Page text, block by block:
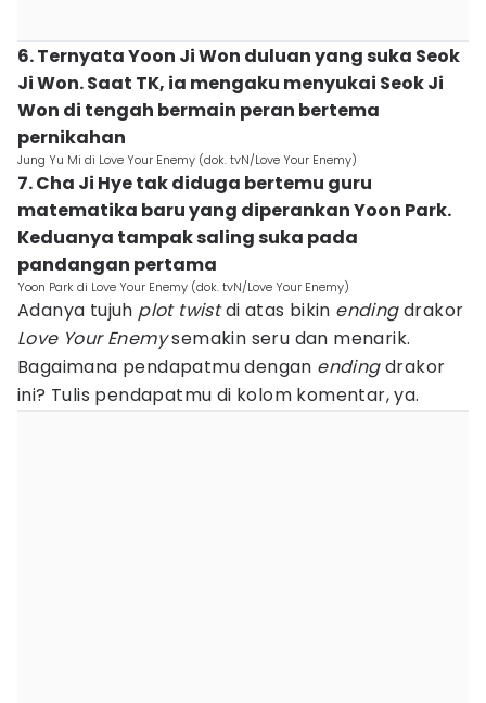
6. Ternyata Yoon Ji Won duluan yang suka Seok
Ji Won. Saat TK, ia mengaku menyukai Seok Ji
Won di tengah bermain peran bertema
pernikahan
Jung Yu Mi di Love Your Enemy (dok. tvN/Love Your Enemy)
7. Cha Ji Hye tak diduga bertemu guru
matematika baru yang diperankan Yoon Park.
Keduanya tampak saling suka pada
pandangan pertama
Yoon Park di Love Your Enemy (dok. tvN/Love Your Enemy)
Adanya tujuh plot twistdi atas bikin endingdrakor
Love Your Enemysemakin seru dan menarik.
Bagaimana pendapatmu dengan endingdrakor
ini? Tulis pendapatmu di kolom komentar, ya.